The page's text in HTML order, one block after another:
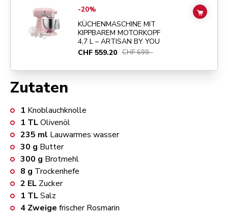
Zutaten
1 Knoblauchknolle
1 TLOlivenöl
235 ml Lauwarmes wasser
30 g Butter
300 g Brotmehl
8 g Trockenhefe
2 EL Zucker
1 TLSalz
4 Zweige frischer Rosmarin
Go toKÜCHENMASCHINE MIT KIPPBAREM MOTORKOPF 4,7 L –
-20%
KÜCHENMASCHINE MIT
KIPPBAREM MOTORKOPF
4,7 L – ARTISAN BY YOU
CHF 559.20 CHF 699.-
ADD